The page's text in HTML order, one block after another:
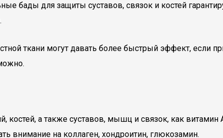
бады для защиты суставов, связок и костей
ткани могут давать более быстрый эффект, если
а также суставов, мышц и связок, как витамин
внимание на коллаген, хондроитин, глюкозамин.